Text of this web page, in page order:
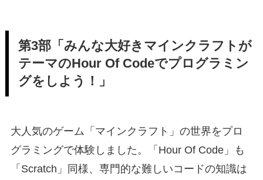
第3部「みんな大好きマインクラフトが
テーマのHour Of Codeでプログラミン
グをしよう！」
大人気のゲーム「マインクラフト」の世界をプロ
グラミングで体験しました。「Hour Of Code」も
「Scratch」同様、専門的な難しいコードの知識は